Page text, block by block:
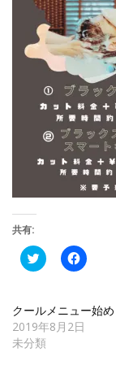
共有:
ク
リ
て
Twitter
で
共
有
で
る
に
は
クールメニュー始め
2019年8月2日
未分類